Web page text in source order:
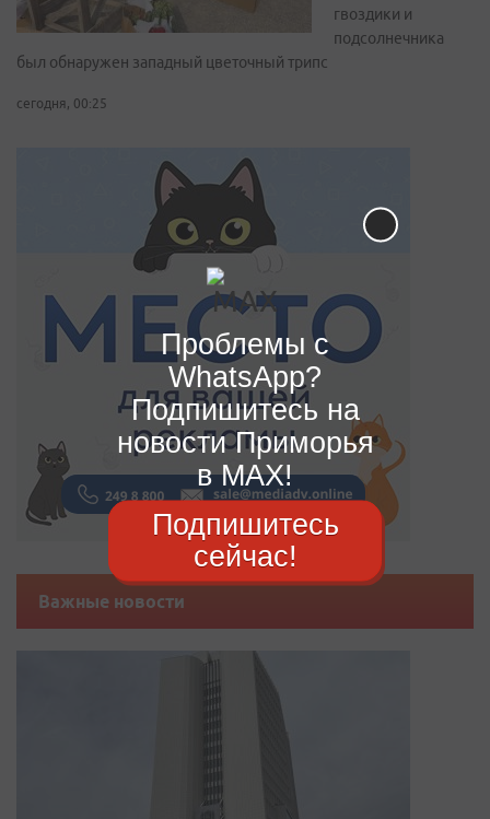
гвоздики и
подсолнечника
был обнаружен западный цветочный трипс
сегодня, 00:25
Важные новости
Проблемы с
WhatsApp?
Подпишитесь на
новости Приморья
в MAX!
Подпишитесь
сейчас!